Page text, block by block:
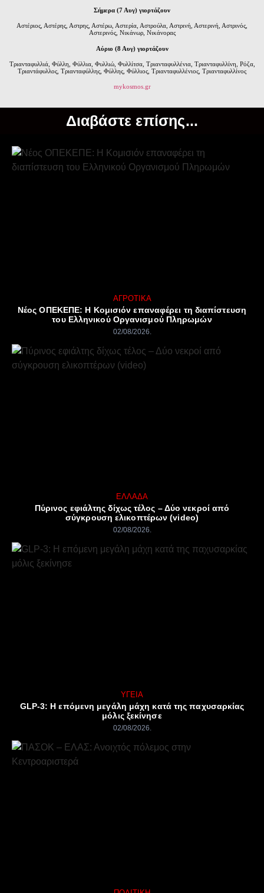
Σήμερα (7 Αυγ) γιορτάζουν
Αστέριος, Αστέρης, Αστρης, Αστέρω, Αστερία, Αστρούλα, Αστρινή, Αστερινή, Αστρινός,
Αστερινός, Νικάνωρ, Νικάνορας
Αύριο (8 Αυγ) γιορτάζουν
Τριανταφυλλιά, Φύλλη, Φύλλια, Φυλλιώ, Φυλλίτσα, Τριανταφυλλένια, Τριανταφυλλίνη, Ρόζα,
Τριαντάφυλλος, Τριανταφύλλης, Φύλλης, Φύλλιος, Τριανταφυλλένιος, Τριανταφυλλίνος
mykosmos.gr
Διαβάστε επίσης...
ΑΓΡΟΤΙΚΆ
Νέος ΟΠΕΚΕΠΕ: Η Κομισιόν επαναφέρει τη διαπίστευση
του Ελληνικού Οργανισμού Πληρωμών
02/08/2026
ΕΛΛΆΔΑ
Πύρινος εφιάλτης δίχως τέλος – Δύο νεκροί από
σύγκρουση ελικοπτέρων (video)
02/08/2026
ΥΓΕΊΑ
GLP-3: Η επόμενη μεγάλη μάχη κατά της παχυσαρκίας
μόλις ξεκίνησε
02/08/2026